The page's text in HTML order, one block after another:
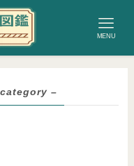
MENU
–